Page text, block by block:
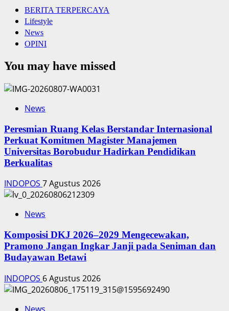
BERITA TERPERCAYA
Lifestyle
News
OPINI
You may have missed
News
Peresmian Ruang Kelas Berstandar Internasional
Perkuat Komitmen Magister Manajemen
Universitas Borobudur Hadirkan Pendidikan
Berkualitas
INDOPOS 7 Agustus 2026
News
Komposisi DKJ 2026–2029 Mengecewakan,
Pramono Jangan Ingkar Janji pada Seniman dan
Budayawan Betawi
INDOPOS 6 Agustus 2026